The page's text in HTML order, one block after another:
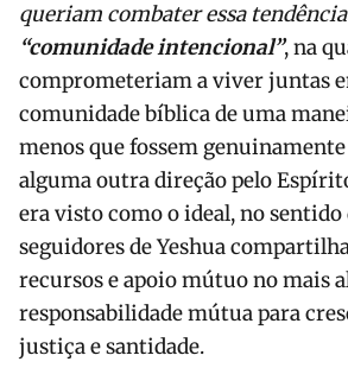
queriam combater essa
“comunidade intencional”, na
comprometeriam a viver juntas
comunidade bíblica de uma
menos que fossem
alguma outra direção pelo
era visto como o ideal, no sentido
seguidores de Yeshua
recursos e apoio mútuo no mais
responsabilidade mútua para
justiça e santidade.